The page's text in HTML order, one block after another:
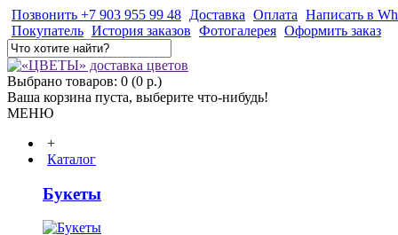
Позвонить +7 903 955 99 48 Доставка Оплата Написать в
Покупатель История заказов Фотогалерея Оформить заказ
Выбрано товаров: 0 (0 р.)
Ваша корзина пуста, выберите что-нибудь!
МЕНЮ
+
Каталог
Букеты